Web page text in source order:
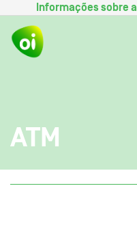
Informações sobre a
ATM